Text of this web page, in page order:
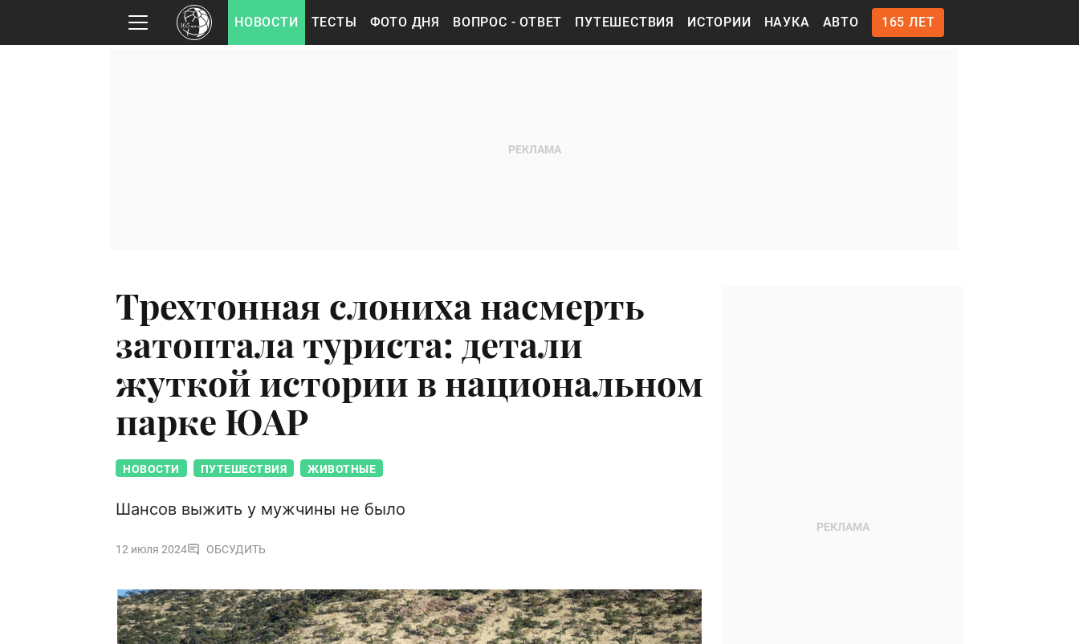
НОВОСТИ ТЕСТЫ ФОТО ДНЯ ВОПРОС - ОТВЕТ ПУТЕШЕСТВИЯ ИСТОРИИ НАУКА АВТО 165 ЛЕТ
Трехтонная слониха насмерть
затоптала туриста: детали
жуткой истории в национальном
парке ЮАР
НОВОСТИ ПУТЕШЕСТВИЯ ЖИВОТНЫЕ
Шансов выжить у мужчины не было
12 июля 2024 ОБСУДИТЬ